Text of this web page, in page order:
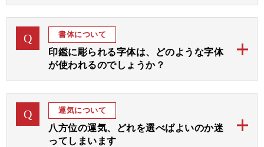
認なし」にてすぐにお彫りして3、4日後の発送が最速
ご希望の期日をお教えくださいましたら、順番を早め
て対応させていただきます。
A
おつくりいたします。
完成見本はメールやラインにてご確認いただき、ご了
承後ご印鑑をお彫りいたします。
お見本は通常は1～3日以内にお送りいたしますが、届
なお、休日や祝日を挟む場合は遅れることがございま
すのでご了承ください。
Q 書体について
印鑑に彫られる字体は、どのような字体
が使われるのでしょうか？
A
りました「篆書体 てんしょたい」という文字を基本
にして画数と運気を加味しておつくりする「印相体
（吉相体）」を使用いたします。
Q 運気について
八方位の運気、どれを選べばよいのか迷
ってしまいます